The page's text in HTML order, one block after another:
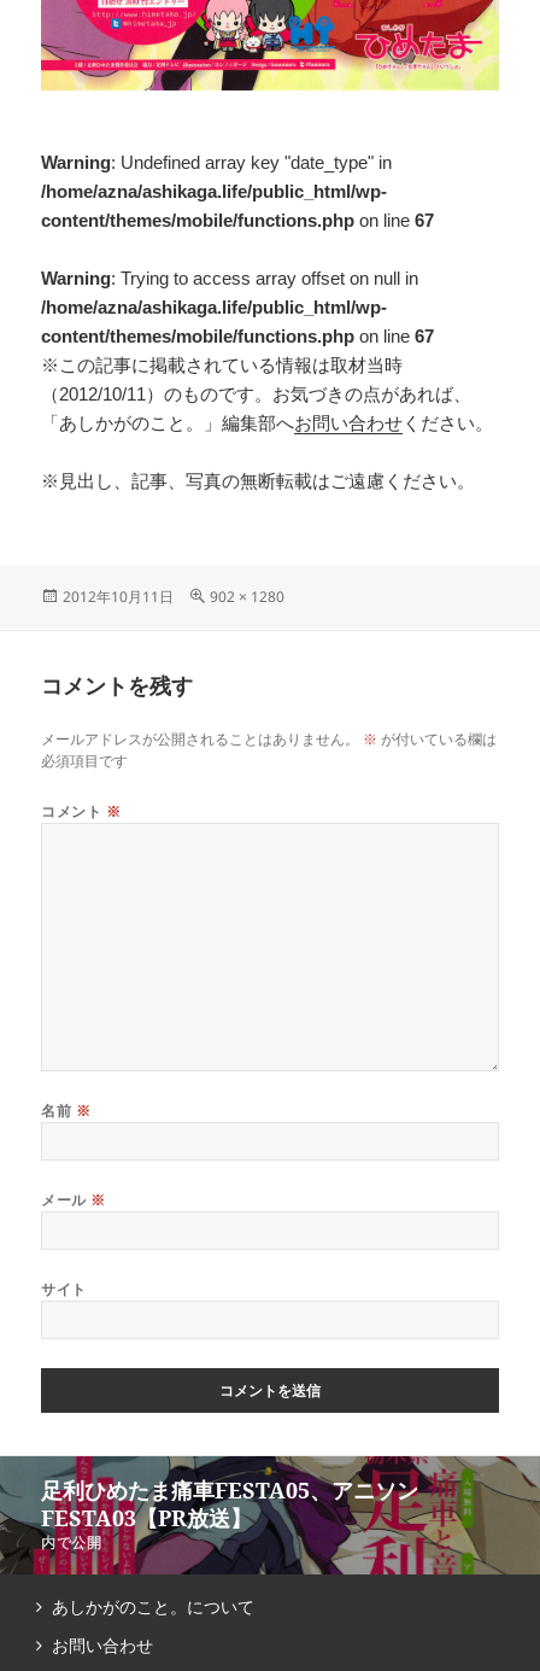
Warning: Undefined array key "date_type" in
/home/azna/ashikaga.life/public_html/wp-
content/themes/mobile/functions.php on line67
Warning: Trying to access array offset on null in
/home/azna/ashikaga.life/public_html/wp-
content/themes/mobile/functions.php on line67
※この記事に掲載されている情報は取材当時
（2012/10/11）のものです。お気づきの点があれば、
「あしかがのこと。」編集部へお問い合わせ ください。
※見出し、記事、写真の無断転載はご遠慮ください。
2012年10月11日 902 × 1280
コメントを残す
メールアドレスが公開されることはありません。 ※ が付いている欄は
必須項目です
コメント ※
名前 ※
メール ※
サイト
足利ひめたま痛車FESTA05、アニソン
FESTA03【PR放送】
内で公開
あしかがのこと。について
お問い合わせ